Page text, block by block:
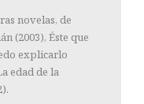
novelas, de
(2003), Éste que
explicarlo
edad de la